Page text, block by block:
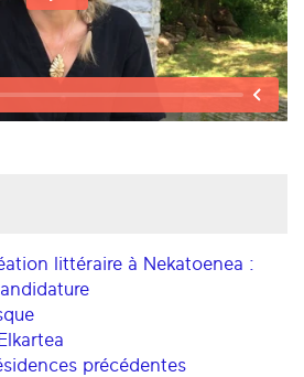
littéraire à Nekatoenea :
précédentes